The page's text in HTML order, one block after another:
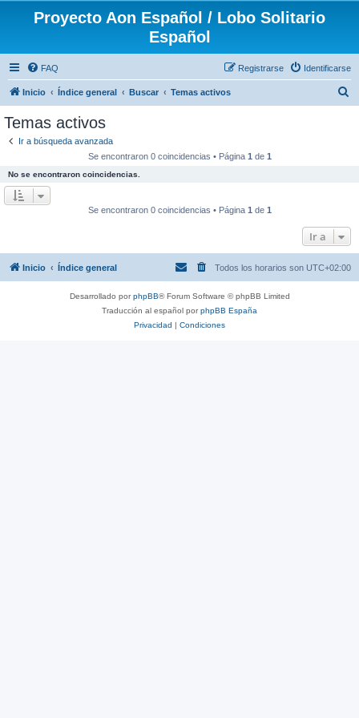
Proyecto Aon Español / Lobo Solitario
Español
FAQ Identificarse
Registrarse
Inicio Índice general Buscar Temas activos
Temas activos
Ir a búsqueda avanzada
Se encontraron 0 coincidencias • Página 1 de 1
No se encontraron coincidencias.
Se encontraron 0 coincidencias • Página 1 de 1
Ir a
Inicio Índice general Todos los horarios son UTC+02:00
Desarrollado porphpBB® Forum Software © phpBB Limited
Traducción al español porphpBB España
Privacidad | Condiciones